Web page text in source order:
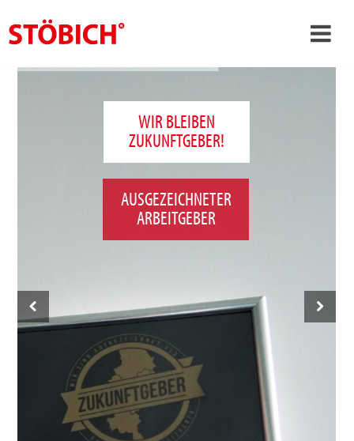
Kontakt
WIR BLEIBEN
ZUKUNFTGEBER!
AUSGEZEICHNETER
ARBEITGEBER